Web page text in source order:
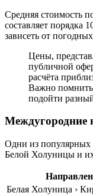
Средняя стоимость
составляет порядка
зависеть от
Цены,
публичной
расчёта
Важно
подойти
Междугородние
Одни из популярных
Белой Холуницы и их
Белая Холуница ›